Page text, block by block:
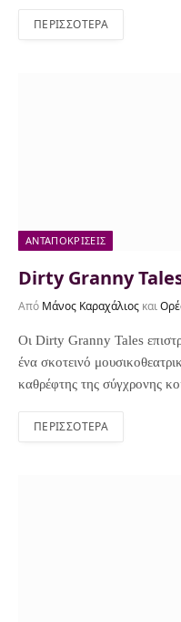
ΠΕΡΙΣΣΌΤΕΡΑ
ΑΝΤΑΠΟΚΡΊΣΕΙΣ
Dirty Granny
Από Μάνος Καραχάλιος και
Οι Dirty Granny Tales
ένα σκοτεινό
καθρέφτης της σύγχρονης
ΠΕΡΙΣΣΌΤΕΡΑ